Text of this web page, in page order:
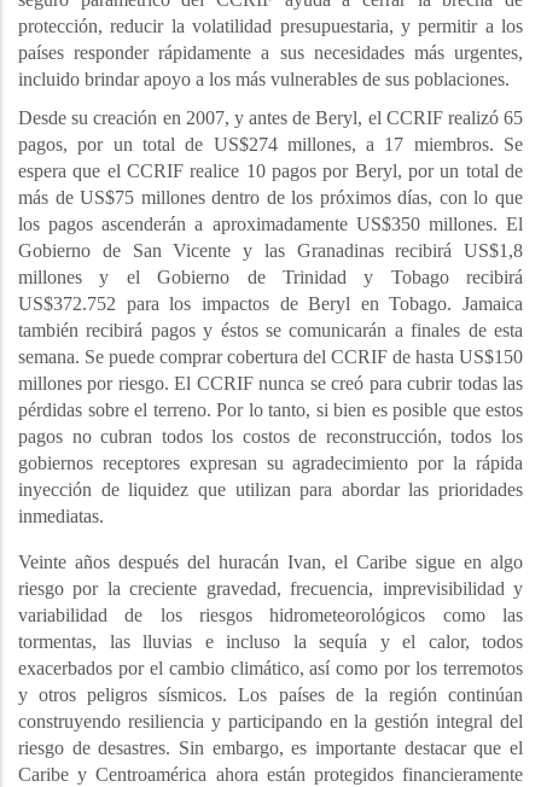
protección, reducir la volatilidad presupuestaria, y permitir a los
países responder rápidamente a sus necesidades más urgentes,
incluido brindar apoyo a los más vulnerables de sus poblaciones.
Desde su creación en 2007, y antes de Beryl, el CCRIF realizó 65
pagos, por un total de US$274 millones, a 17 miembros. Se
espera que el CCRIF realice 10 pagos por Beryl, por un total de
más de US$75 millones dentro de los próximos días, con lo que
los pagos ascenderán a aproximadamente US$350 millones. El
Gobierno de San Vicente y las Granadinas recibirá US$1,8
millones y el Gobierno de Trinidad y Tobago recibirá
US$372.752 para los impactos de Beryl en Tobago. Jamaica
también recibirá pagos y éstos se comunicarán a finales de esta
semana. Se puede comprar cobertura del CCRIF de hasta US$150
millones por riesgo. El CCRIF nunca se creó para cubrir todas las
pérdidas sobre el terreno. Por lo tanto, si bien es posible que estos
pagos no cubran todos los costos de reconstrucción, todos los
gobiernos receptores expresan su agradecimiento por la rápida
inyección de liquidez que utilizan para abordar las prioridades
inmediatas.
Veinte años después del huracán Ivan, el Caribe sigue en algo
riesgo por la creciente gravedad, frecuencia, imprevisibilidad y
variabilidad de los riesgos hidrometeorológicos como las
tormentas, las lluvias e incluso la sequía y el calor, todos
exacerbados por el cambio climático, así como por los terremotos
y otros peligros sísmicos. Los países de la región continúan
construyendo resiliencia y participando en la gestión integral del
riesgo de desastres. Sin embargo, es importante destacar que el
Caribe y Centroamérica ahora están protegidos financieramente